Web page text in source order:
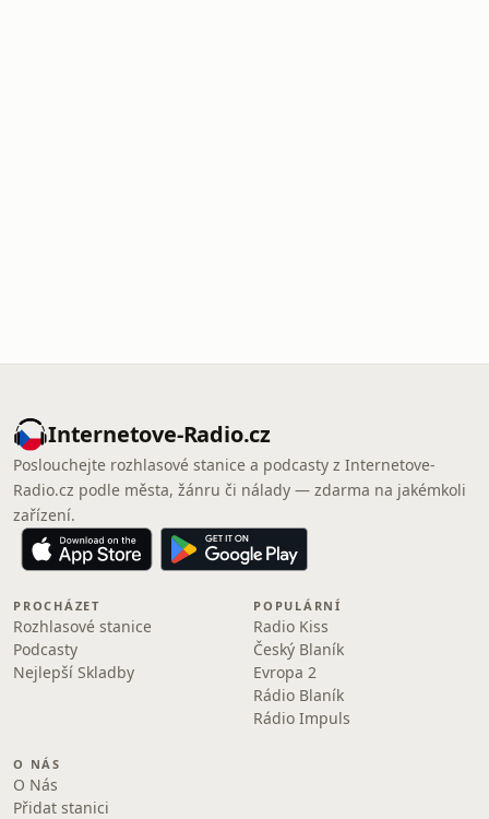
Internetove-Radio.cz
Poslouchejte rozhlasové stanice a podcasty z Internetove-
Radio.cz podle města, žánru či nálady — zdarma na jakémkoli
zařízení.
PROCHÁZET
Rozhlasové stanice
Podcasty
Nejlepší Skladby
POPULÁRNÍ
Radio Kiss
Český Blaník
Evropa 2
Rádio Blaník
Rádio Impuls
O NÁS
O Nás
Přidat stanici